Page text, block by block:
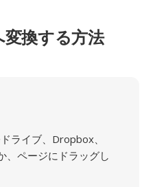
変換する方法
ライブ、Dropbox、
、ページにドラッグし